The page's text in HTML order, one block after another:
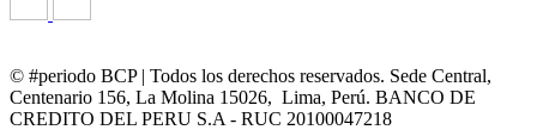
© #periodo BCP | Todos los derechos reservados. Sede Central,
Centenario 156, La Molina 15026, Lima, Perú. BANCO DE
CREDITO DEL PERU S.A - RUC 20100047218